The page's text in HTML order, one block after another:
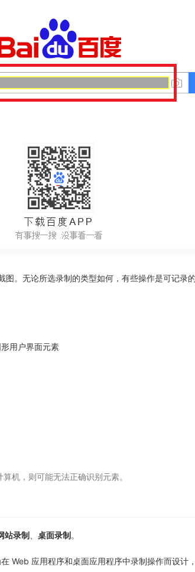
。无论所选录制的类型如何，有些操作是可记录
用户界面元素
机，则可能无法正确识别元素。
站录制 桌面录制。
Web 应用程序和桌面应用程序中录制操作而设计